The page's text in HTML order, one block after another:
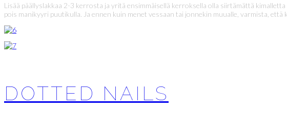
Lisää päällyslakkaa 2-3 kerrosta ja yritä ensimmäisellä kerroksella olla siirtämättä
pois manikyyri puutikulla. Ja ennen kuin menet vessaan tai jonnekin muualle, varmista,
DOTTED NAILS